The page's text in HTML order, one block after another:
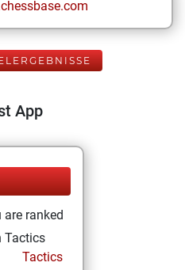
App
are ranked
Tactics
Tactics